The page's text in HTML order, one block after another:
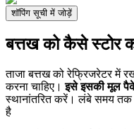
शॉपिंग सूची में जोड़ें
बत्तख को कैसे स्टोर
ताजा बत्तख को रेफ्रिजरेटर में
करना चाहिए।इसे इसकी मूल
स्थानांतरित करें। लंबे समय
है